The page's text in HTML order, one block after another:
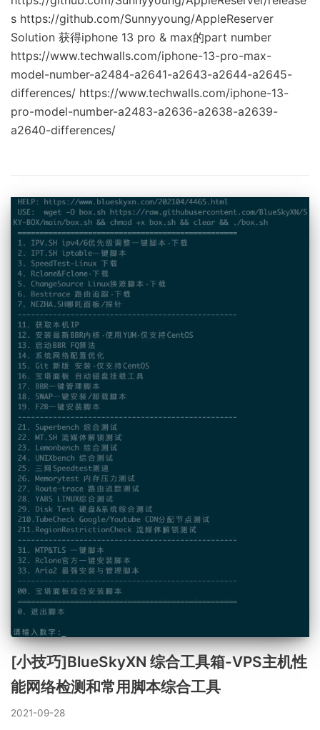
s https://github.com/Sunnyyoung/AppleReserver
Solution 获得iphone 13 pro & max的part number
https://www.techwalls.com/iphone-13-pro-max-
model-number-a2484-a2641-a2643-a2644-a2645-
differences/ https://www.techwalls.com/iphone-13-
pro-model-number-a2483-a2636-a2638-a2639-
a2640-differences/
[小技巧]BlueSkyXN 综合工具箱-VPS主机性
能网络检测和常用脚本综合工具
2021-09-28